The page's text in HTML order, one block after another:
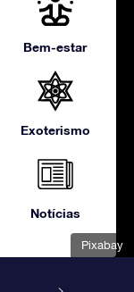
Pixabay
Bem-estar
Exoterismo
Notícias